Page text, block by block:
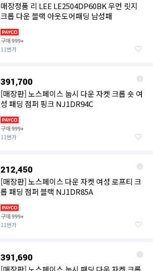
매장정품 리 LEE LE2504DP60BK 우먼 릿지
크롭 다운 블랙 아웃도어패딩 남성패
구매999+
11번가
391,700
[매장판] 노스페이스 눕시 다운 자켓 크롭 숏 여
성 패딩 점퍼 핑크 NJ1DR94C
구매999+
11번가
212,450
[매장판] 노스페이스 다운 자켓 여성 로프티 크
롭 패딩 점퍼 블랙 NJ1DR85A
구매999+
11번가
391,690